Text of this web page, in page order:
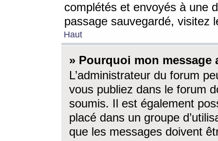
complétés et envoyés à une
passage sauvegardé, visitez
Haut
» Pourquoi mon message
L’administrateur du forum
vous publiez dans le forum
soumis. Il est également
placé dans un groupe
que les messages doivent